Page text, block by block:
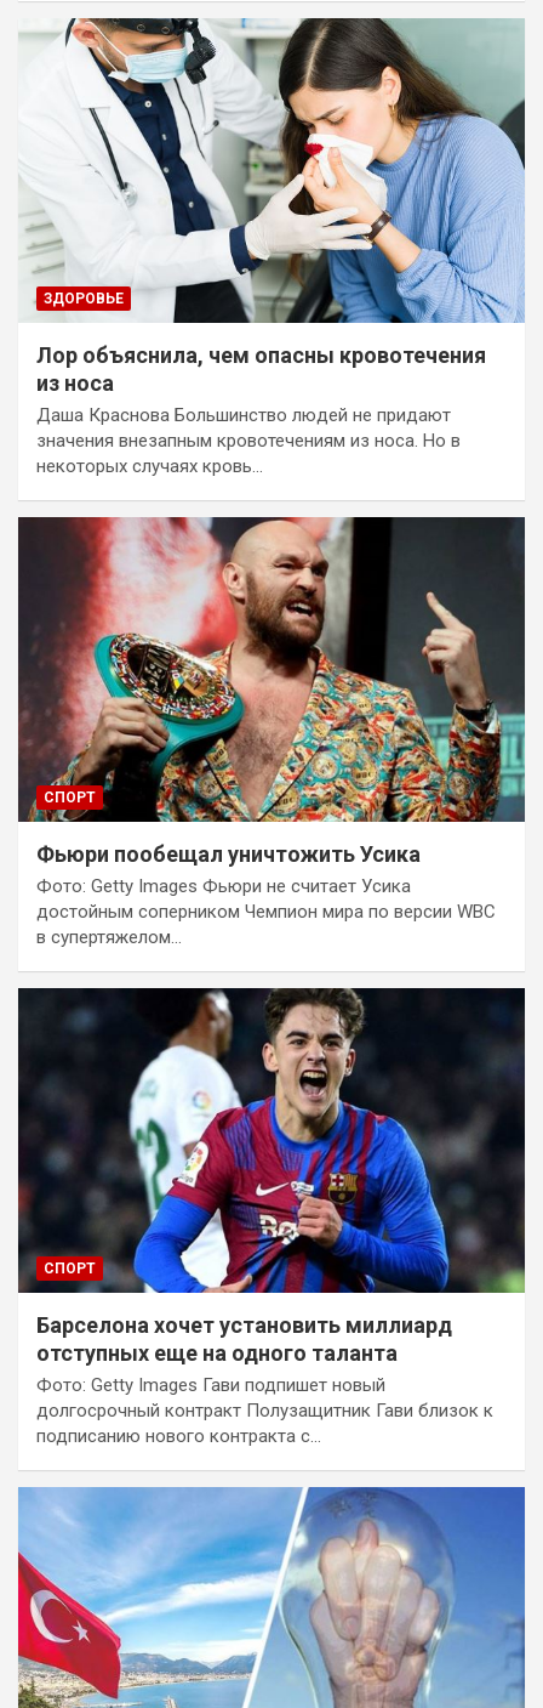
ЗДОРОВЬЕ
Лор объяснила, чем опасны кровотечения
из носа
Даша Краснова Большинство людей не придают
значения внезапным кровотечениям из носа. Но в
некоторых случаях кровь…
СПОРТ
Фьюри пообещал уничтожить Усика
Фото: Getty Images Фьюри не считает Усика
достойным соперником Чемпион мира по версии WBC
в супертяжелом…
СПОРТ
Барселона хочет установить миллиард
отступных еще на одного таланта
Фото: Getty Images Гави подпишет новый
долгосрочный контракт Полузащитник Гави близок к
подписанию нового контракта с…